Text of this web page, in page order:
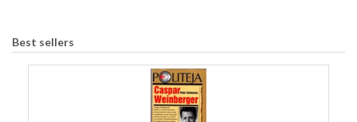
Best sellers